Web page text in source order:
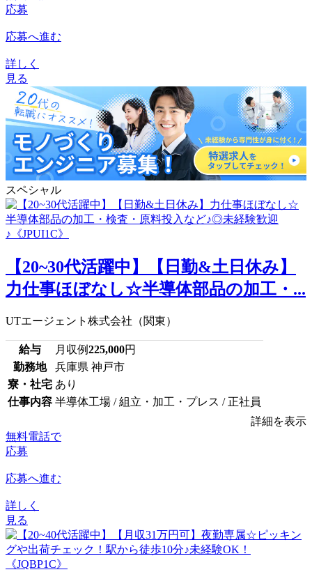
応募
応募へ進む
詳しく
見る
スペシャル
【20~30代活躍中】【日勤&土日休み】
力仕事ほぼなし☆半導体部品の加工・...
UTエージェント株式会社（関東）
給与 月収例225,000円
勤務地
兵庫県 神戸市
寮・社宅 あり
仕事内容 半導体工場 / 組立・加工・プレス / 正社員
詳細を表示
無料電話で
応募
応募へ進む
詳しく
見る